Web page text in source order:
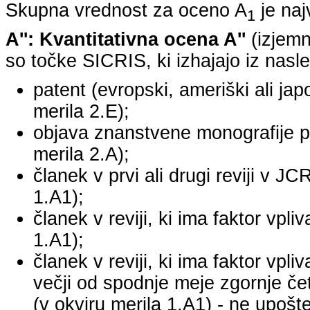
Skupna vrednost za oceno A1 je
A'': Kvantitativna ocena A''
so točke SICRIS, ki izhajajo iz
patent (evropski, ameriški ali
merila 2.E);
objava znanstvene monografije
merila 2.A);
članek v prvi ali drugi reviji v
1.A1);
članek v reviji, ki ima faktor
1.A1);
članek v reviji, ki ima faktor
večji od spodnje meje zgornje
(v okviru merila 1.A1) - ne